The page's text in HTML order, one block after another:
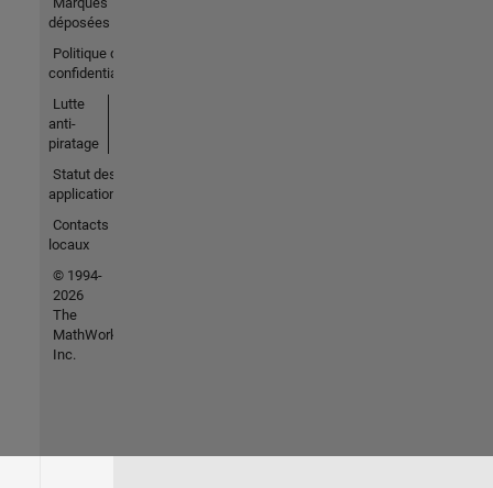
déposées
Politique de
confidentialité
Lutte
anti-
piratage
Statut des
applications
Contacts
locaux
© 1994-
2026
The
MathWorks,
Inc.